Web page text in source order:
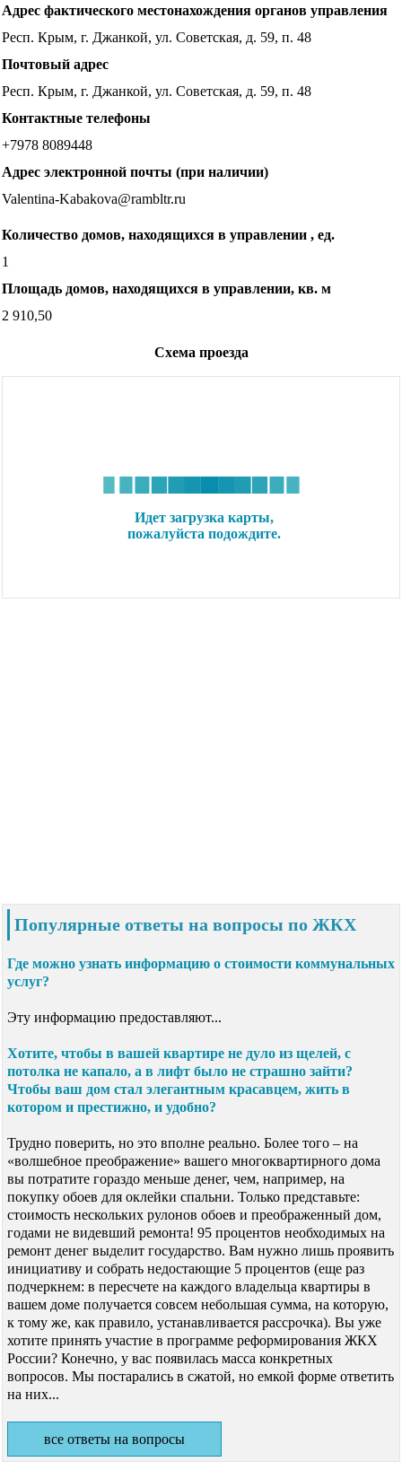
Адрес фактического местонахождения органов управления
Респ. Крым, г. Джанкой, ул. Советская, д. 59, п. 48
Почтовый адрес
Респ. Крым, г. Джанкой, ул. Советская, д. 59, п. 48
Контактные телефоны
+7978 8089448
Адрес электронной почты (при наличии)
Valentina-Kabakova@rambltr.ru
Количество домов, находящихся в управлении , ед.
1
Площадь домов, находящихся в управлении, кв. м
2 910,50
Схема проезда
Популярные ответы на вопросы по ЖКХ
Где можно узнать информацию о стоимости коммунальных
услуг?
Эту информацию предоставляют...
Хотите, чтобы в вашей квартире не дуло из щелей, с
потолка не капало, а в лифт было не страшно зайти?
Чтобы ваш дом стал элегантным красавцем, жить в
котором и престижно, и удобно?
Трудно поверить, но это вполне реально. Более того – на
«волшебное преображение» вашего многоквартирного дома
вы потратите гораздо меньше денег, чем, например, на
покупку обоев для оклейки спальни. Только представьте:
стоимость нескольких рулонов обоев и преображенный дом,
годами не видевший ремонта! 95 процентов необходимых на
ремонт денег выделит государство. Вам нужно лишь проявить
инициативу и собрать недостающие 5 процентов (еще раз
подчеркнем: в пересчете на каждого владельца квартиры в
вашем доме получается совсем небольшая сумма, на которую,
к тому же, как правило, устанавливается рассрочка). Вы уже
хотите принять участие в программе реформирования ЖКХ
России? Конечно, у вас появилась масса конкретных
вопросов. Мы постарались в сжатой, но емкой форме ответить
на них...
все ответы на вопросы